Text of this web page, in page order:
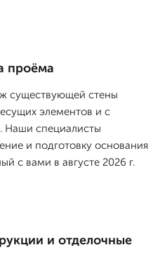
проёма
существующей стены
элементов и с
Наши специалисты
и подготовку основания
с вами в августе 2026 г.
и отделочные